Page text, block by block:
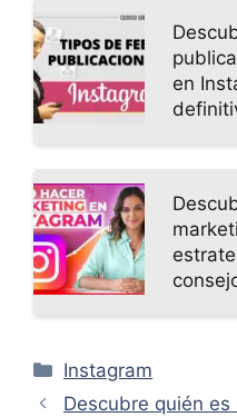
en
Categorías
Instagram
Descubre quién